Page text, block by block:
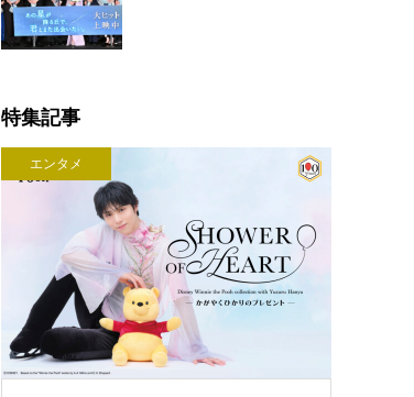
特集記事
エンタメ